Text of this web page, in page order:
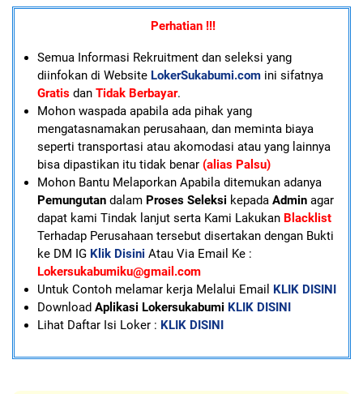
Perhatian !!!
Semua Informasi Rekruitment dan seleksi yang
diinfokan di Website LokerSukabumi.comini sifatnya
Gratisdan Tidak Berbayar.
Mohon waspada apabila ada pihak yang
mengatasnamakan perusahaan, dan meminta biaya
seperti transportasi atau akomodasi atau yang lainnya
bisa dipastikan itu tidak benar (alias Palsu)
Mohon Bantu Melaporkan Apabila ditemukan adanya
Pemungutandalam Proses Seleksi kepada Adminagar
dapat kami Tindak lanjut serta Kami LakukanBlacklist
Terhadap Perusahaan tersebut disertakan dengan Bukti
ke DM IG Klik Disini Atau Via Email Ke :
Lokersukabumiku@gmail.com
Untuk Contoh melamar kerja Melalui Email KLIK DISINI
Download Aplikasi Lokersukabumi KLIK DISINI
Lihat Daftar Isi Loker : KLIK DISINI